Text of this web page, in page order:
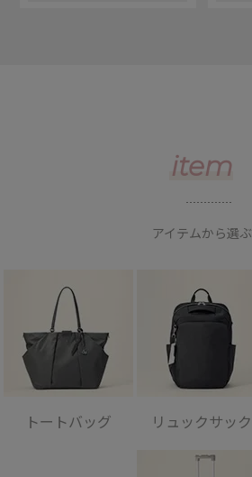
item
アイテムから選ぶ
トートバッグ リュックサック